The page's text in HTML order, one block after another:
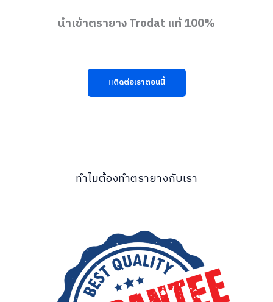
นำเข้าตรายาง Trodat แท้ 100%
ติดต่อเราตอนนี้
ทำไมต้องทำตรายางกับเรา